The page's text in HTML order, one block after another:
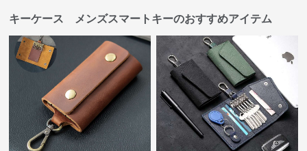
キーケース メンズスマートキーのおすすめアイテム